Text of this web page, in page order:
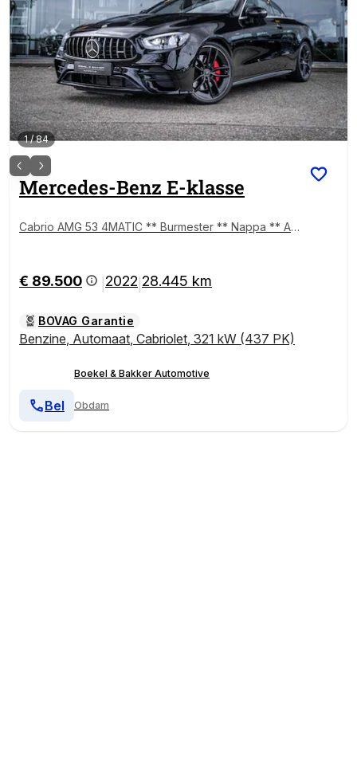
1/84
Mercedes-Benz E-klasse
Cabrio AMG 53 4MATIC ** Burmester ** Nappa ** A
€ 89.500 2022 28.445 km
BOVAG Garantie
Benzine, Automaat, Cabriolet, 321 kW (437 PK)
Boekel & Bakker Automotive
Obdam
Bel